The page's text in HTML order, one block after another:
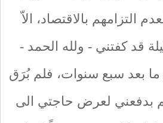
التزامهم بالاقتصاد، الاّ
قد كفتني - ولله الحمد -
ما بعد سبع سنوات، فلم بُرَق
بدفعني لعرض حاجتي الى